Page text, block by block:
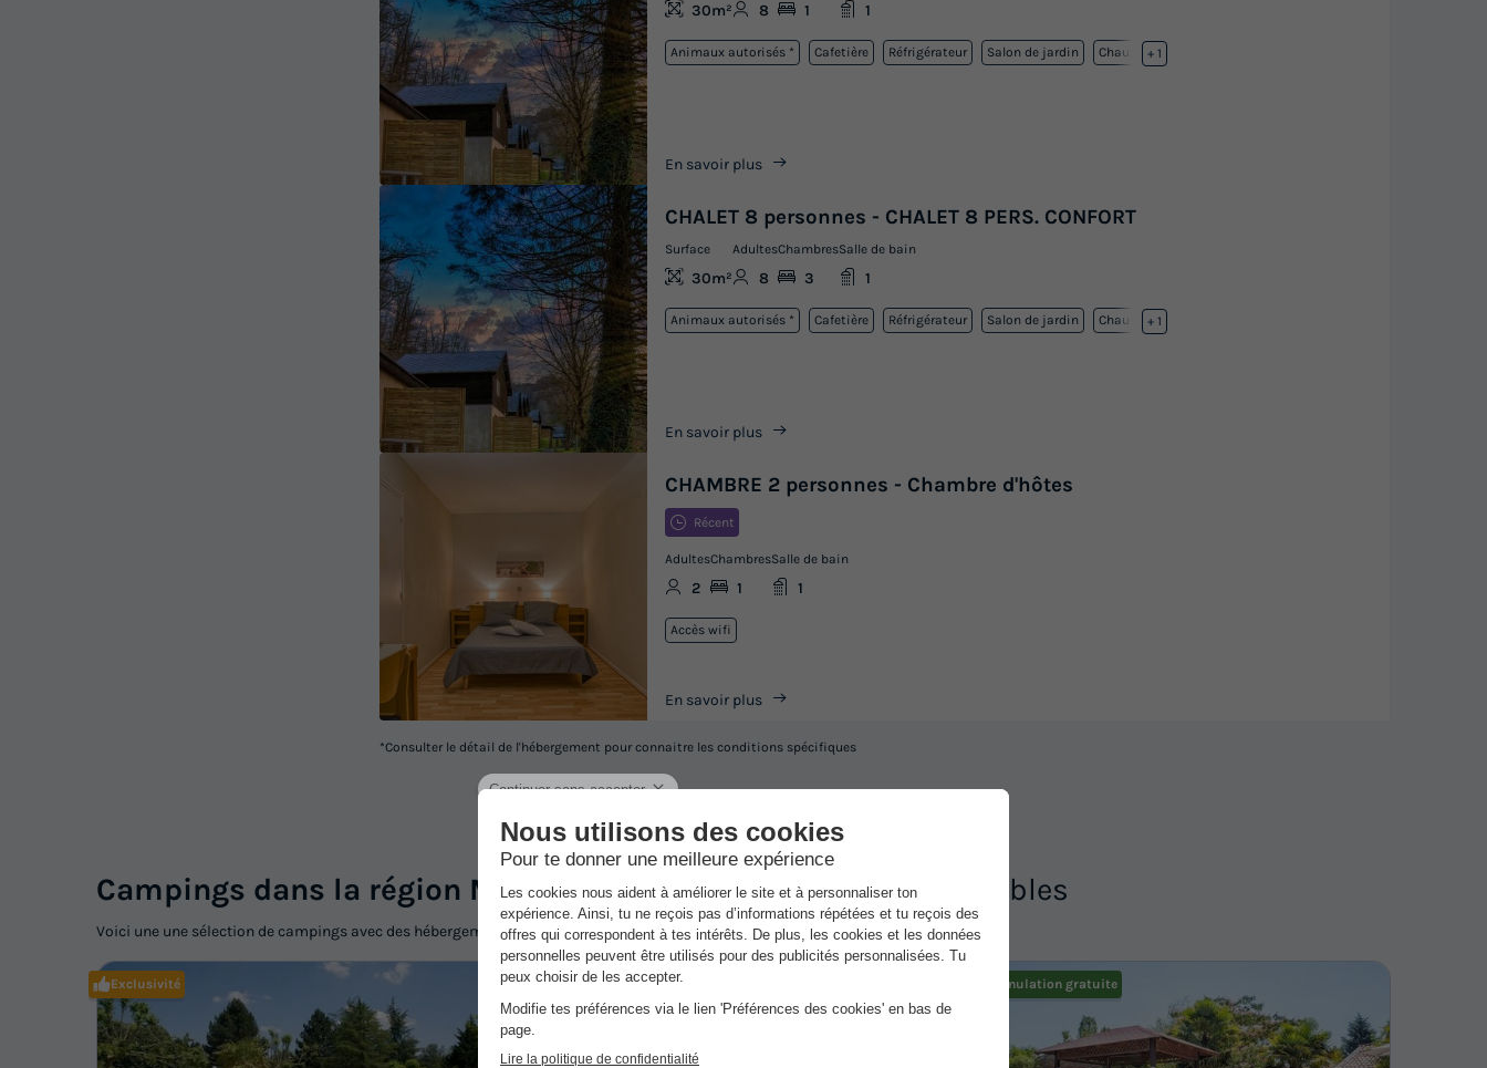
30m² 8 1 1
Animaux autorisés * Cafetière Réfrigérateur Salon de jardin Chauffage
+ 1
En savoir plus
CHALET 8 personnes - CHALET 8 PERS. CONFORT
Surface
30m²
Adultes
8
Chambres
3
Salle de bain
1
Animaux autorisés * Cafetière Réfrigérateur Salon de jardin Chauffage
+ 1
En savoir plus
CHAMBRE 2 personnes - Chambre d'hôtes
Récent
Adultes
2
Chambres
1
Salle de bain
1
Accès wifi
En savoir plus
*Consulter le détail de l'hébergement pour connaitre les conditions spécifiques
Campings dans la région Midi-Pyrénéesavec des offres disponibles
Voici une une sélection de campings avec des hébergements disponibles aux alentours du Camping La Bastide d'Albignac
Exclusivité Exclusivité Annulation gratuite